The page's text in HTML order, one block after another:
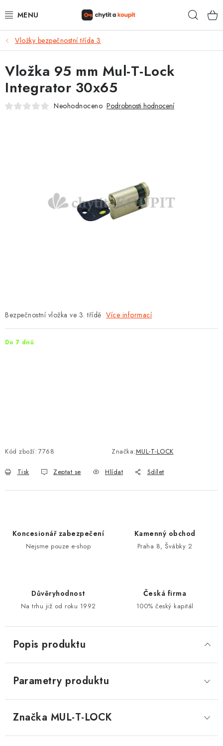
na
DŮM, BYT, ZAHRADA
ZÁMEČNICTVÍ - ZABEZPEČENÍ
KANCELÁŘ
PROTIPOŽÁRNÍ BATERIOVÉ TREZORY NA LITHIOVÉ
NAŠE VÝHODY
REFERENCE
POŠTOVNÍ SCHRÁNKY
ZNAČKY
Bezpečnostní třídy - PYRAMIDA BEZPEČNOSTI
Zabezpečení domů
Obchodní podmínky
Kontakty
Naše výhody
Bezpečnostní třídy
Vložky bezpečnostní třída 3
Bezpečnostní vložka ve 3. třídě Více informací
Do 7 dnů
Kód zboží: 7768 Značka:MUL-T-LOCK
Tisk Zeptat se Hlídat Sdílet
Vložka 95 mm Mul-T-Lock
Integrator 30x65
Neohodnoceno Podrobnosti hodnocení
Koncesionář zabezpečení
Nejsme pouze e-shop
Kamenný obchod
Praha 8, Švábky 2
Důvěryhodnost
Na trhu již od roku 1992
Česká firma
100% český kapitál
Popis produktu
Parametry produktu
Značka MUL-T-LOCK